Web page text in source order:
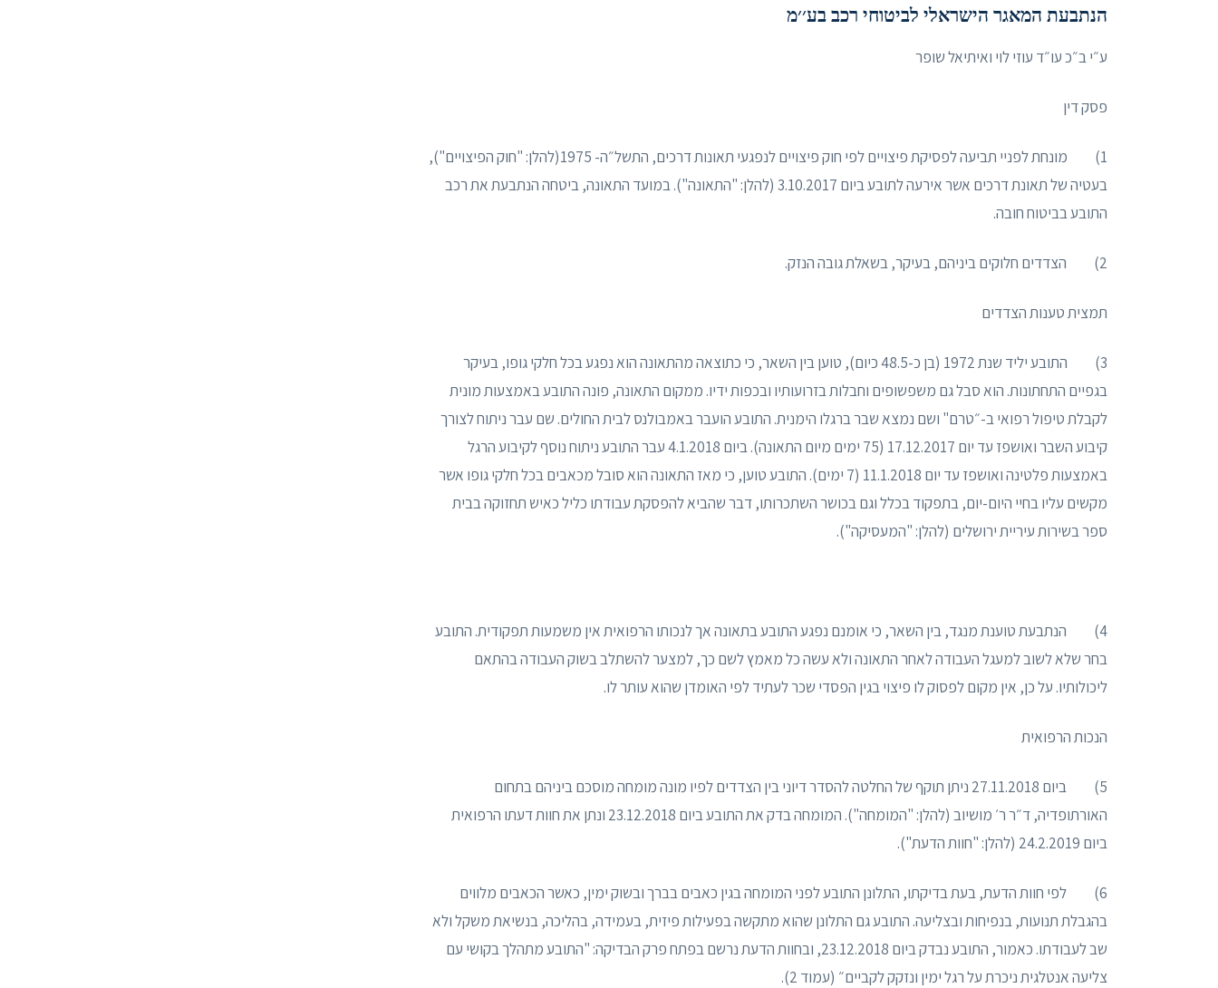
הנתבעת המאגר הישראלי לביטוחי רכב בע׳׳מ
ע״י ב״כ עו״ד עוזי לוי ואיתיאל שופר
פסק דין
1) מונחת לפניי תביעה לפסיקת פיצויים לפי חוק פיצויים לנפגעי תאונות דרכים, התשל״ה- 1975(להלן: "חוק הפיצויים"),
בעטיה של תאונת דרכים אשר אירעה לתובע ביום 3.10.2017 (להלן: "התאונה"). במועד התאונה, ביטחה הנתבעת את רכב
התובע בביטוח חובה.
2) הצדדים חלוקים ביניהם, בעיקר, בשאלת גובה הנזק.
תמצית טענות הצדדים
3) התובע יליד שנת 1972 (בן כ-48.5 כיום), טוען בין השאר, כי כתוצאה מהתאונה הוא נפגע בכל חלקי גופו, בעיקר
בגפיים התחתונות. הוא סבל גם משפשופים וחבלות בזרועותיו ובכפות ידיו. ממקום התאונה, פונה התובע באמצעות מונית
לקבלת טיפול רפואי ב-״טרם" ושם נמצא שבר ברגלו הימנית. התובע הועבר באמבולנס לבית החולים. שם עבר ניתוח לצורך
קיבוע השבר ואושפז עד יום 17.12.2017 (75 ימים מיום התאונה). ביום 4.1.2018 עבר התובע ניתוח נוסף לקיבוע הרגל
באמצעות פלטינה ואושפז עד יום 11.1.2018 (7 ימים). התובע טוען, כי מאז התאונה הוא סובל מכאבים בכל חלקי גופו אשר
מקשים עליו בחיי היום-יום, בתפקוד בכלל וגם בכושר השתכרותו, דבר שהביא להפסקת עבודתו כליל כאיש תחזוקה בבית
ספר בשירות עיריית ירושלים (להלן: "המעסיקה").
4) הנתבעת טוענת מנגד, בין השאר, כי אומנם נפגע התובע בתאונה אך לנכותו הרפואית אין משמעות תפקודית. התובע
בחר שלא לשוב למעגל העבודה לאחר התאונה ולא עשה כל מאמץ לשם כך, למצער להשתלב בשוק העבודה בהתאם
ליכולותיו. על כן, אין מקום לפסוק לו פיצוי בגין הפסדי שכר לעתיד לפי האומדן שהוא עותר לו.
הנכות הרפואית
5) ביום 27.11.2018 ניתן תוקף של החלטה להסדר דיוני בין הצדדים לפיו מונה מומחה מוסכם ביניהם בתחום
האורתופדיה, ד״ר ר׳ מושיוב (להלן: "המומחה"). המומחה בדק את התובע ביום 23.12.2018 ונתן את חוות דעתו הרפואית
ביום 24.2.2019 (להלן: "חוות הדעת").
6) לפי חוות הדעת, בעת בדיקתו, התלונן התובע לפני המומחה בגין כאבים בברך ובשוק ימין, כאשר הכאבים מלווים
בהגבלת תנועות, בנפיחות ובצליעה. התובע גם התלונן שהוא מתקשה בפעילות פיזית, בעמידה, בהליכה, בנשיאת משקל ולא
שב לעבודתו. כאמור, התובע נבדק ביום 23.12.2018, ובחוות הדעת נרשם בפתח פרק הבדיקה: "התובע מתהלך בקושי עם
צליעה אנטלגית ניכרת על רגל ימין ונזקק לקביים״ (עמוד 2).